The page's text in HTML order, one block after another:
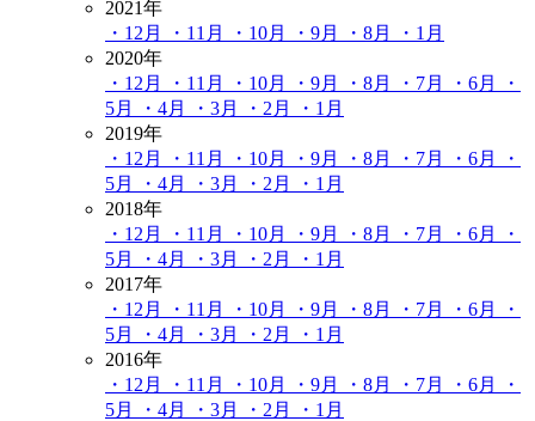
2021年
・12月
・11月 ・10月 ・9月 ・8月
・1月
2020年
・12月
・11月 ・10月 ・9月 ・8月 ・7月 ・6月
・
5月
・4月 ・3月 ・2月
・1月
2019年
・12月
・11月 ・10月 ・9月 ・8月 ・7月 ・6月
・
5月
・4月 ・3月 ・2月
・1月
2018年
・12月
・11月 ・10月 ・9月 ・8月 ・7月 ・6月
・
5月
・4月 ・3月 ・2月
・1月
2017年
・12月
・11月 ・10月 ・9月 ・8月 ・7月 ・6月
・
5月
・4月 ・3月 ・2月
・1月
2016年
・12月
・11月 ・10月 ・9月 ・8月 ・7月 ・6月
・
5月
・4月 ・3月 ・2月
・1月